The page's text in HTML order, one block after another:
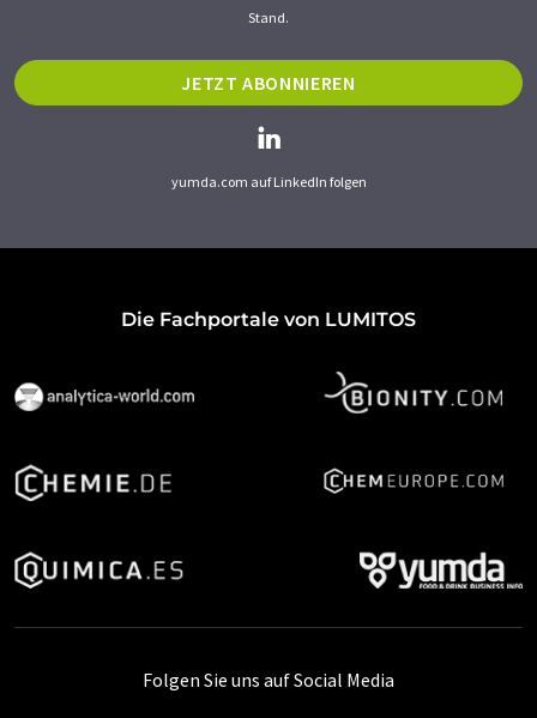
Stand.
JETZT ABONNIEREN
yumda.com auf LinkedIn folgen
Die Fachportale von LUMITOS
Folgen Sie uns auf Social Media